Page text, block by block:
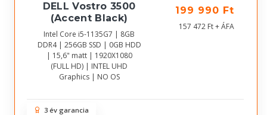
DELL Vostro 3500
(Accent Black)
Intel Core i5-1135G7 | 8GB
DDR4 | 256GB SSD | 0GB HDD
| 15,6" matt | 1920X1080
(FULL HD) | INTEL UHD
Graphics | NO OS
199 990 Ft
157 472 Ft + ÁFA
3 év garancia